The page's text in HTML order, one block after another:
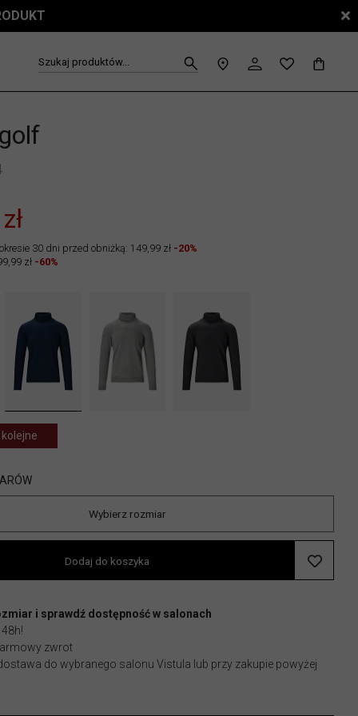
Szukaj produktów...
30 dni przed obniżką: 149,99 zł -20%
zł -60%
Wybierz rozmiar
Dodaj do koszyka
i sprawdź dostępność w salonach
zwrot
do wybranego salonu Vistula lub przy zakupie powyżej